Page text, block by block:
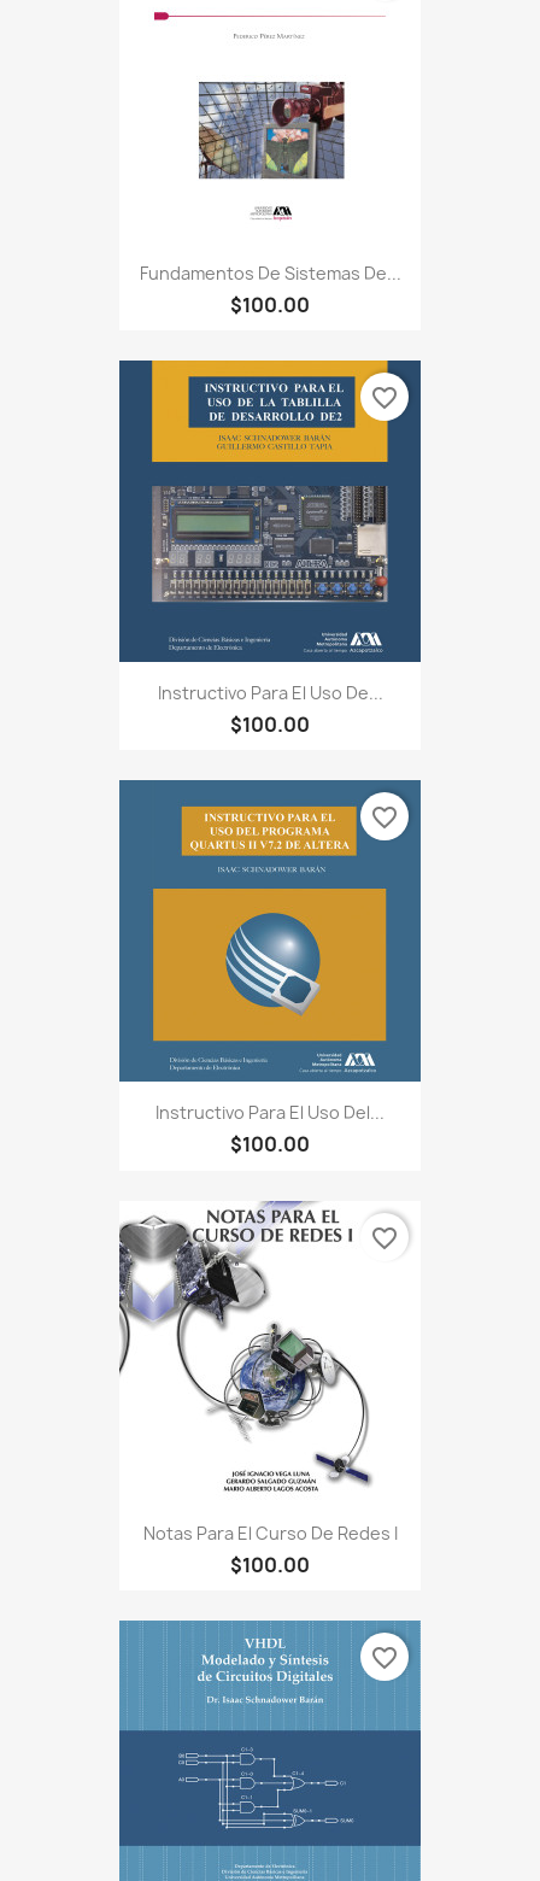
Fundamentos De Sistemas De...
$100.00
Instructivo Para El Uso De...
$100.00
favorite_border
Instructivo Para El Uso Del...
$100.00
favorite_border
Notas Para El Curso De Redes I
$100.00
favorite_border
favorite_border